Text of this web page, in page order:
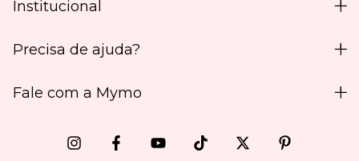
Institucional
Precisa de ajuda?
Fale com a Mymo